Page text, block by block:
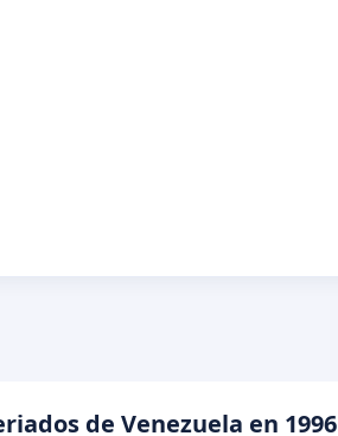
de Venezuela en 1996